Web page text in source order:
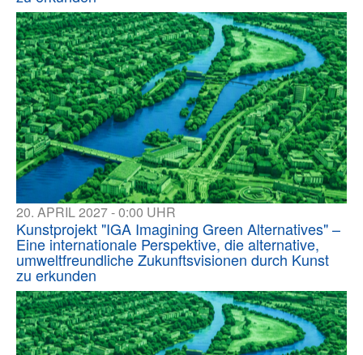
20. APRIL 2027 - 0:00 UHR
Kunstprojekt "IGA Imagining Green Alternatives" –
Eine internationale Perspektive, die alternative,
umweltfreundliche Zukunftsvisionen durch Kunst
zu erkunden